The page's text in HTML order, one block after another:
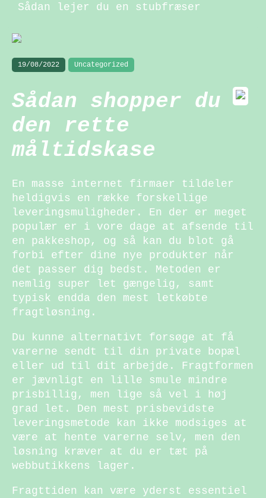
Sådan lejer du en stubfræser
19/08/2022 Uncategorized
Sådan shopper du
den rette
måltidskase
En masse internet firmaer tildeler
heldigvis en række forskellige
leveringsmuligheder. En der er meget
populær er i vore dage at afsende til
en pakkeshop, og så kan du blot gå
forbi efter dine nye produkter når
det passer dig bedst. Metoden er
nemlig super let gængelig, samt
typisk endda den mest letkøbte
fragtløsning.
Du kunne alternativt forsøge at få
varerne sendt til din private bopæl
eller ud til dit arbejde. Fragtformen
er jævnligt en lille smule mindre
prisbillig, men lige så vel i høj
grad let. Den mest prisbevidste
leveringsmetode kan ikke modsiges at
være at hente varerne selv, men den
løsning kræver at du er tæt på
webbutikkens lager.
Fragttiden kan være yderst essentiel